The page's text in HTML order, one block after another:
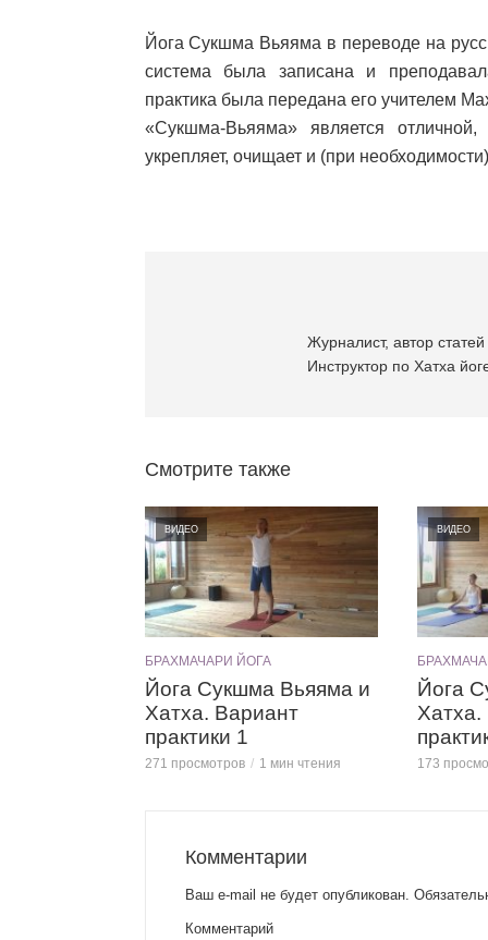
Йога Сукшма Вьяяма в переводе на
система была записана и
практика была передана его учителем
«Сукшма-Вьяяма» является
укрепляет, очищает и (при
Журналист, автор
Инструктор по Хатха
Смотрите также
ВИДЕО
БРАХМАЧАРИ ЙОГА
Йога Сукшма Вьяяма и
Хатха. Вариант
практики 1
271 просмотров 1 мин чтения
ВИДЕО
Йога
Хатха.
173
Комментарии
Ваш e-mail не будет опубликован.
Комментарий